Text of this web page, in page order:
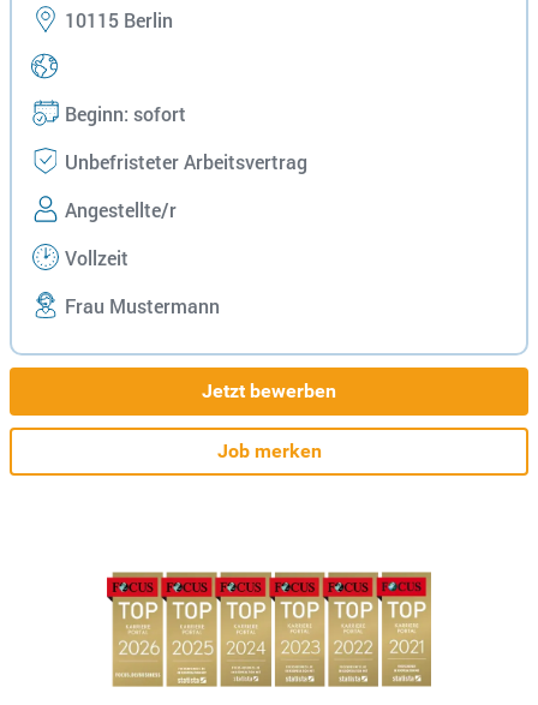
10115 Berlin
Beginn: sofort
Unbefristeter Arbeitsvertrag
Angestellte/r
Vollzeit
Frau Mustermann
Jetzt bewerben
Job merken